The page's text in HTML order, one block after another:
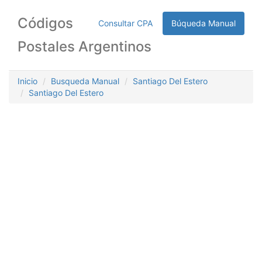
Consultar CPA Búqueda Manual
Códigos
Postales Argentinos
Inicio Busqueda Manual
Santiago Del Estero
Santiago Del Estero